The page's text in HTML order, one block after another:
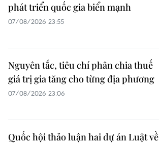
phát triển quốc gia biển mạnh
07/08/2026 23:55
Nguyên tắc, tiêu chí phân chia thuế
giá trị gia tăng cho từng địa phương
07/08/2026 23:06
Quốc hội thảo luận hai dự án Luật về